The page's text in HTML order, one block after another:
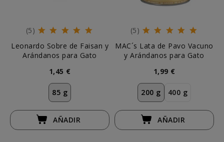
(5)
Leonardo Sobre de Faisan y
Arándanos para Gato
1,45 €
85 g
AÑADIR
(5)
MAC´s Lata de Pavo Vacuno
y Arándanos para Gato
1,99 €
200 g 400 g
AÑADIR